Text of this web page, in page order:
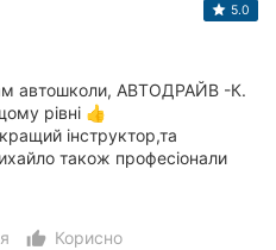
5.0
автошколи, АВТОДРАЙВ -К.
рівні 👍
інструктор,та
також професіонали
ус...
thumb_up_alt
Корисно